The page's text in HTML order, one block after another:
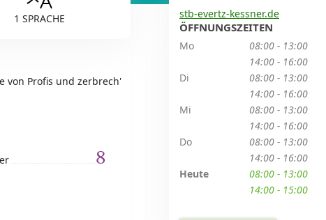
1 SPRACHE
von Profis und zerbrech'
8
stb-evertz-kessner.de
ÖFFNUNGSZEITEN
Mo
08:00 - 13:00
14:00 - 16:00
Di
08:00 - 13:00
14:00 - 16:00
Mi
08:00 - 13:00
14:00 - 16:00
Do
08:00 - 13:00
14:00 - 16:00
Heute
08:00 - 13:00
14:00 - 15:00